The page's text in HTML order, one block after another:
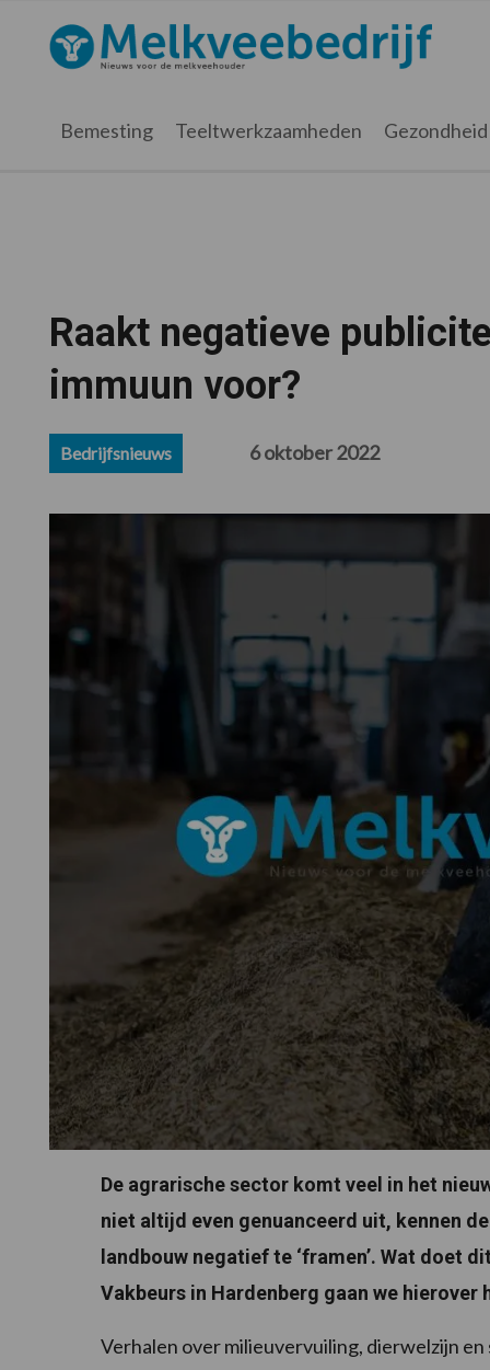
hoofdnavigatie
hoofd
eerste
voettekst
Melkveebedrijf.nl
Bemesting Teeltwerkzaamheden Gezondheid
Raakt negatieve
immuun voor?
Bedrijfsnieuws 6 oktober 2022
De agrarische sector komt veel in het
niet altijd even genuanceerd uit, kennen
landbouw negatief te ‘framen’. Wat doet
Vakbeurs in Hardenberg gaan we hierover
Verhalen over milieuvervuiling, dierwelzijn en